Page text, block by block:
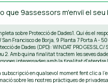
Assessoria
Àrea especialitzada en
gestió d’aquells
comptabilitat de les
físiques.
Més informació
que 9assessors m'enviï el
sobre Protecció de Dades1. Qui és el
Francisco de Borja, 9 Planta 7 Porta A -
de Dades (DPD): WINDAT PRO GES SL
2. Amb quina finalitat tractem les seves
interessades amb la finalitat
sobre la base de les dades
subscripció en qualsevol moment fent clic a
sobre les nostres pràctiques de